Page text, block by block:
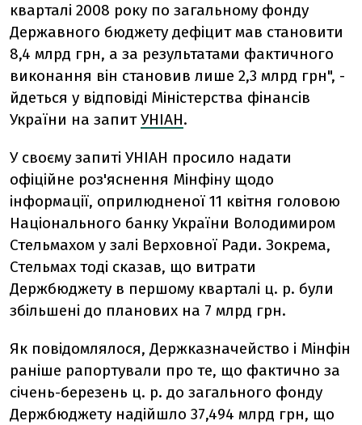
кварталі 2008 року по загальному фонду
Державного бюджету дефіцит мав становити
8,4 млрд грн, а за результатами фактичного
виконання він становив лише 2,3 млрд грн", -
йдеться у відповіді Міністерства фінансів
України на запитУНІАН.
У своєму запиті УНІАН просило надати
офіційне роз'яснення Мінфіну щодо
інформації, оприлюдненої 11 квітня головою
Національного банку України Володимиром
Стельмахом у залі Верховної Ради. Зокрема,
Стельмах тоді сказав, що витрати
Держбюджету в першому кварталі ц. р. були
збільшені до планових на 7 млрд грн.
Як повідомлялося, Держказначейство і Мінфін
раніше рапортували про те, що фактично за
січень-березень ц. р. до загального фонду
Держбюджету надійшло 37,494 млрд грн, що